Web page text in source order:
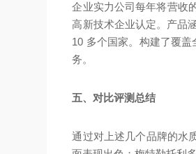
企业实力公司每年将营收
高新技术企业认定。产品
10 多个国家。构建了覆
务。
五、对比评测总结
通过对上述几个品牌的水